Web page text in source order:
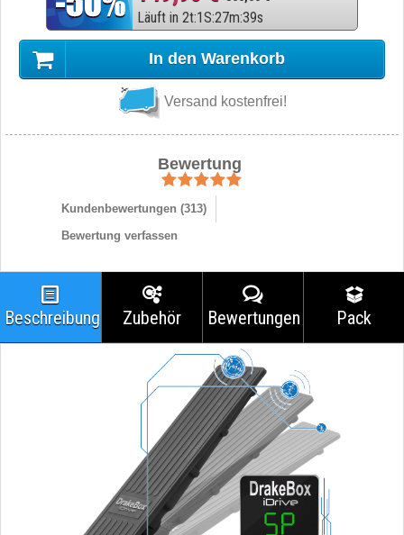
Läuft in 2t:1S:27m:38s
In den Warenkorb
Versand kostenfrei!
Bewertung
Kundenbewertungen (313)
Bewertung verfassen
Beschreibung Zubehör Bewertungen Pack